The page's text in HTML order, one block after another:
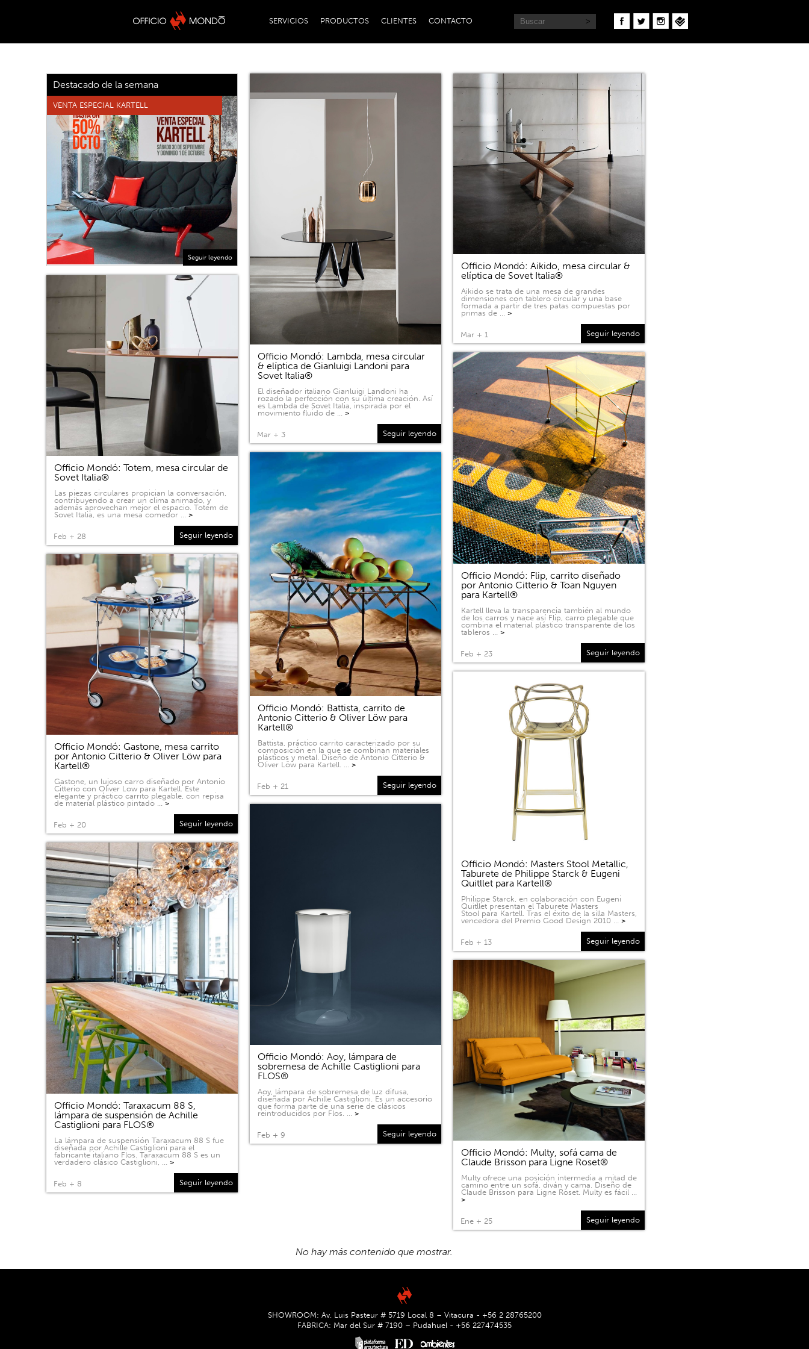
SERVICIOS PRODUCTOS CLIENTES CONTACTO
Destacado de la semana
VENTA ESPECIAL KARTELL
Seguir leyendo
Officio Mondó: Lambda, mesa circular
& elíptica de Gianluigi Landoni para
Sovet Italia®
El diseñador italiano Gianluigi Landoni ha
rozado la perfección con su última creación. Así
es Lambda de Sovet Italia, inspirada por el
movimiento fluido de … >
Mar + 3 Seguir leyendo
Officio Mondó: Aikido, mesa circular &
elíptica de Sovet Italia®
Aikido se trata de una mesa de grandes
dimensiones con tablero circular y una base
formada a partir de tres patas compuestas por
primas de … >
Mar + 1 Seguir leyendo
Officio Mondó: Totem, mesa circular de
Sovet Italia®
Las piezas circulares propician la conversación,
contribuyendo a crear un clima animado, y
además aprovechan mejor el espacio. Totem de
Sovet Italia, es una mesa comedor … >
Feb + 28 Seguir leyendo
Officio Mondó: Flip, carrito diseñado
por Antonio Citterio & Toan Nguyen
para Kartell®
Kartell lleva la transparencia también al mundo
de los carros y nace así Flip, carro plegable que
combina el material plástico transparente de los
tableros … >
Feb + 23 Seguir leyendo
Officio Mondó: Battista, carrito de
Antonio Citterio & Oliver Löw para
Kartell®
Battista, práctico carrito caracterizado por su
composición en la que se combinan materiales
plásticos y metal. Diseño de Antonio Citterio &
Oliver Löw para Kartell. … >
Feb + 21 Seguir leyendo
Officio Mondó: Gastone, mesa carrito
por Antonio Citterio & Oliver Löw para
Kartell®
Gastone, un lujoso carro diseñado por Antonio
Citterio con Oliver Low para Kartell. Este
elegante y práctico carrito plegable, con repisa
de material plástico pintado …>
Feb + 20 Seguir leyendo
Officio Mondó: Masters Stool Metallic,
Taburete de Philippe Starck & Eugeni
Quitllet para Kartell®
Philippe Starck, en colaboración con Eugeni
Quitllet presentan el Taburete Masters
Stool para Kartell. Tras el éxito de la silla Masters,
vencedora del Premio Good Design 2010 … >
Feb + 13 Seguir leyendo
Officio Mondó: Aoy, lámpara de
sobremesa de Achille Castiglioni para
FLOS®
Aoy, lámpara de sobremesa de luz difusa,
diseñada por Achille Castiglioni. Es un accesorio
que forma parte de una serie de clásicos
reintroducidos por Flos. … >
Feb + 9 Seguir leyendo
Officio Mondó: Taraxacum 88 S,
lámpara de suspensión de Achille
Castiglioni para FLOS®
La lámpara de suspensión Taraxacum 88 S fue
diseñada por Achille Castiglioni para el
fabricante italiano Flos. Taraxacum 88 S es un
verdadero clásico Castiglioni, … >
Feb + 8 Seguir leyendo
Officio Mondó: Multy, sofá cama de
Claude Brisson para Ligne Roset®
Multy ofrece una posición intermedia a mitad de
camino entre un sofá, diván y cama. Diseño de
Claude Brisson para Ligne Roset. Multy es fácil …
>
Ene + 25 Seguir leyendo
SHOWROOM: Av. Luis Pasteur # 5719 Local 8 – Vitacura - +56 2 28765200
FABRICA: Mar del Sur # 7190 – Pudahuel - +56 227474535